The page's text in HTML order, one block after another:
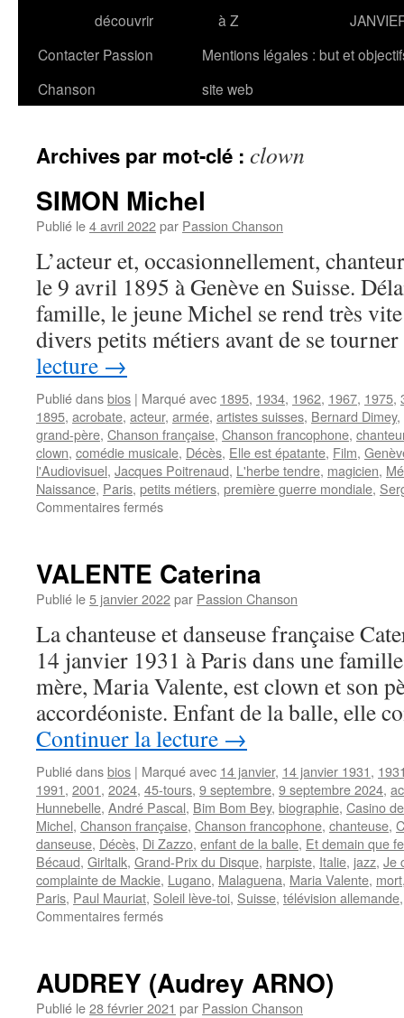
découvrir
à Z
Contacter Passion
Chanson
Mentions légales : but et
site web
Archives par mot-clé : clown
SIMON Michel
Publié le4 avril 2022par Passion Chanson
L’acteur et, occasionnellement,
le 9 avril 1895 à Genève en Suisse.
famille, le jeune Michel se rend très
divers petits métiers avant de se
lecture →
Publié dansbios | Marqué avec 1895, 1934, 1962, 1967, 1975,
1895, acrobate, acteur, armée, artistes suisses, Bernard Dimey,
grand-père, Chanson française, Chanson francophone,
clown, comédie musicale, Décès, Elle est épatante, Film,
l'Audiovisuel, Jacques Poitrenaud, L'herbe tendre, magicien,
Naissance, Paris, petits métiers, première guerre mondiale,
Commentaires ferméssur
VALENTE Caterina
Publié le5 janvier 2022par Passion Chanson
La chanteuse et danseuse française
14 janvier 1931 à Paris dans une
mère, Maria Valente, est clown et son
accordéoniste. Enfant de la balle, elle
Continuer la lecture →
Publié dansbios | Marqué avec 14 janvier, 14 janvier 1931,
1991, 2001, 2024, 45-tours, 9 septembre, 9 septembre 2024,
Hunnebelle, André Pascal, Bim Bom Bey, biographie, Casino
Michel, Chanson française, Chanson francophone, chanteuse,
danseuse, Décès, Di Zazzo, enfant de la balle, Et demain que
Bécaud, Girltalk, Grand-Prix du Disque, harpiste, Italie, jazz, Je
complainte de Mackie, Lugano, Malaguena, Maria Valente, mort
Paris, Paul Mauriat, Soleil lève-toi, Suisse, télévision allemande
Commentaires ferméssur
AUDREY (Audrey ARNO)
Publié le28 février 2021 par Passion Chanson